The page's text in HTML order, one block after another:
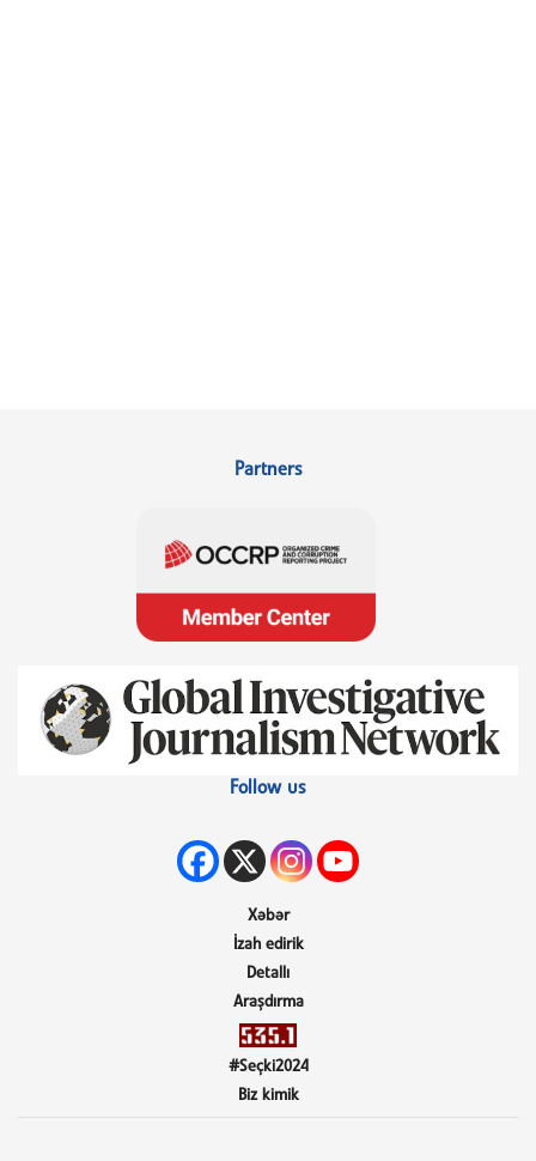
Partners
Follow us
Xəbər
İzah edirik
Detallı
Araşdırma
#Seçki2024
Biz kimik